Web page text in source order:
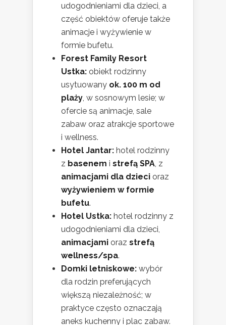
udogodnieniami dla dzieci, a
część obiektów oferuje także
animacje i wyżywienie w
formie bufetu.
Forest Family Resort
Ustka: obiekt rodzinny
usytuowany ok. 100 m od
plaży, w sosnowym lesie; w
ofercie są animacje, sale
zabaw oraz atrakcje sportowe
i wellness.
Hotel Jantar: hotel rodzinny
z basenem i strefą SPA, z
animacjami dla dzieci oraz
wyżywieniem w formie
bufetu.
Hotel Ustka: hotel rodzinny z
udogodnieniami dla dzieci,
animacjami oraz strefą
wellness/spa.
Domki letniskowe: wybór
dla rodzin preferujących
większą niezależność; w
praktyce często oznaczają
aneks kuchenny i plac zabaw.